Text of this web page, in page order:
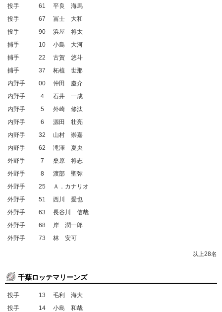
投手
61
平良 海馬
投手
67
冨士 大和
投手
90
浜屋 将太
捕手
10
小島 大河
捕手
22
古賀 悠斗
捕手
37
柘植 世那
内野手
00
仲田 慶介
内野手
4
石井 一成
内野手
5
外崎 修汰
内野手
6
源田 壮亮
内野手
32
山村 崇嘉
内野手
62
滝澤 夏央
外野手
7
桑原 将志
外野手
8
渡部 聖弥
外野手
25
Ａ．カナリオ
外野手
51
西川 愛也
外野手
63
長谷川 信哉
外野手
68
岸 潤一郎
外野手
73 林 安可
以上28名
千葉ロッテマリーンズ
投手 13
毛利 海大
投手
14
小島 和哉